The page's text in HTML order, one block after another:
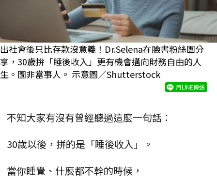
出社會後只比存款沒意義！Dr.Selena在臉書粉絲團分
享，30歲拚「睡後收入」更有機會邁向財務自由的人
生。圖非當事人。 示意圖／Shutterstock
用LINE傳送
不知大家有沒有曾經聽過這麼一句話：
30歲以後，拼的是「睡後收入」。
當你睡覺、什麼都不幹的時候，